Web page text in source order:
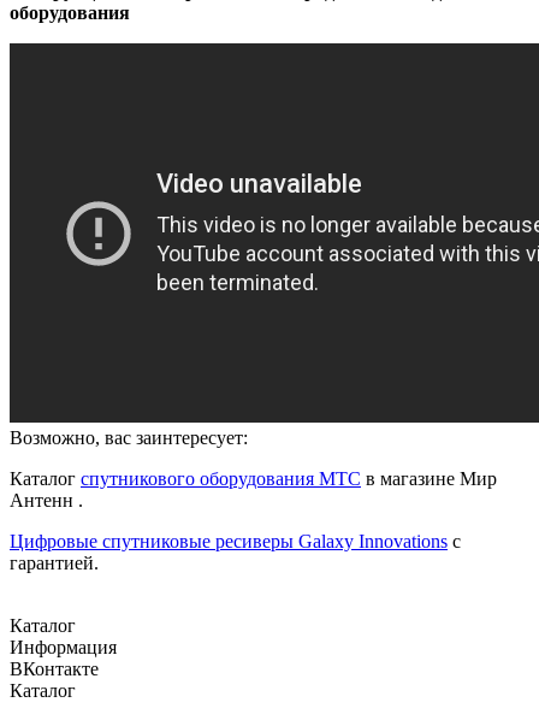
оборудования
Возможно, вас заинтересует:
Каталог спутникового оборудования МТС в магазине Мир
Антенн .
Цифровые спутниковые ресиверы Galaxy Innovations с
гарантией.
Каталог
Информация
ВКонтакте
Каталог